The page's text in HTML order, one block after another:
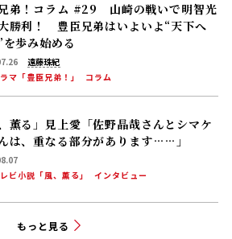
弟！コラム #29 山崎の戦いで明智光
勝利！ 豊臣兄弟はいよいよ“天下へ
を歩み始める
遠藤珠紀
マ「豊臣兄弟！」
コラム
、薫る」見上愛「佐野晶哉さんとシマケ
は、重なる部分があります……」
ビ小説「風、薫る」
インタビュー
もっと見る